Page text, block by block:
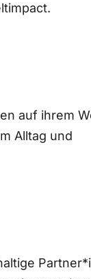
auf ihrem
Alltag und